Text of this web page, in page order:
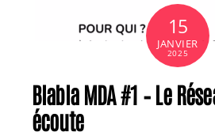
15
JANVIER
2025
Blabla MDA #1 – Le
écoute